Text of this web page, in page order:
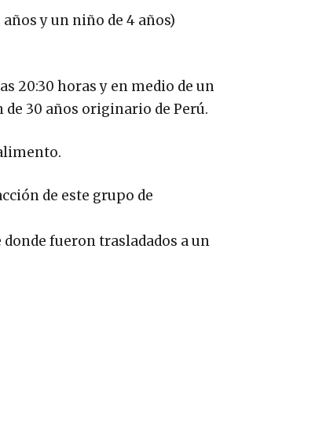
y un niño de 4 años)
20:30 horas y en medio de un
30 años originario de Perú.
de este grupo de
donde fueron trasladados a un